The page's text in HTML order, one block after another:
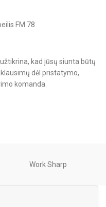
kad jūsų siunta būtų
dėl pristatymo,
komanda.
Work Sharp